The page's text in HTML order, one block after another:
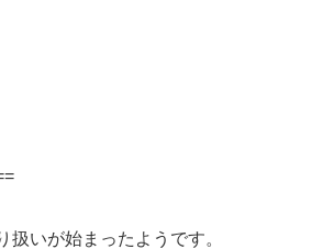
扱いが始まったようです。